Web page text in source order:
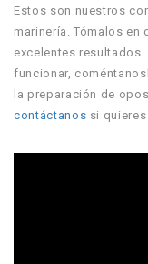
Estos son nuestros
marinería. Tómalos en
excelentes
funcionar,
la preparación de
contáctanos si quieres